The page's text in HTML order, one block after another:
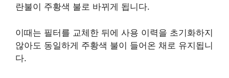
란불이 주황색 불로 바뀌게 됩니다.
이때는 필터를 교체한 뒤에 사용 이력을 초기화하지
않아도 동일하게 주황색 불이 들어온 채로 유지됩니
다.